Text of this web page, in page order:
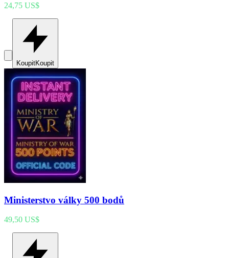
24,75 US$
KoupitKoupit
Ministerstvo války 500 bodů
49,50 US$